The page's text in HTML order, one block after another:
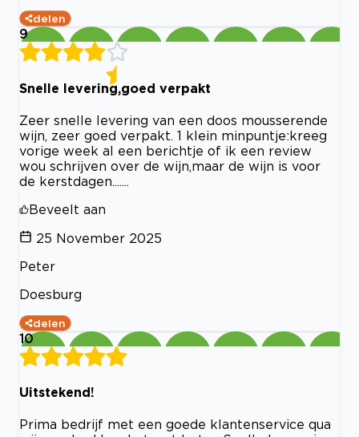
delen
9
Snelle levering,goed verpakt
Zeer snelle levering van een doos mousserende
wijn, zeer goed verpakt. 1 klein minpuntje:kreeg
vorige week al een berichtje of ik een review
wou schrijven over de wijn,maar de wijn is voor
de kerstdagen.......
Beveelt aan
25 November 2025
Peter
Doesburg
delen
10
Uitstekend!
Prima bedrijf met een goede klantenservice qua